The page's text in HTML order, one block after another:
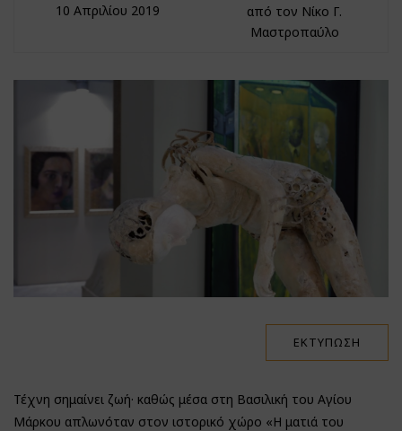
10 Απριλίου 2019
από τον Νίκο Γ.
Μαστροπαύλο
ΕΚΤΎΠΩΣΗ
Τέχνη σημαίνει ζωή· καθώς μέσα στη Βασιλική του Αγίου
Μάρκου απλωνόταν στον ιστορικό χώρο «Η ματιά του